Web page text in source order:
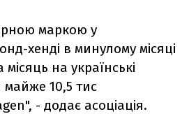
маркою у
хенді в минулому місяці
на українські
10,5 тис
- додає асоціація.